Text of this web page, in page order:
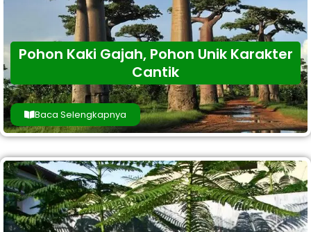
Pohon Kaki Gajah, Pohon Unik Karakter
Cantik
Baca Selengkapnya